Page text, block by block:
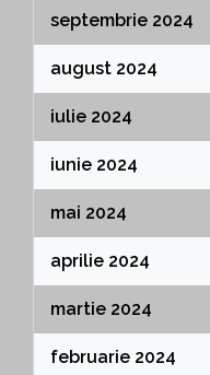
septembrie 2024
august 2024
iulie 2024
iunie 2024
mai 2024
aprilie 2024
martie 2024
februarie 2024